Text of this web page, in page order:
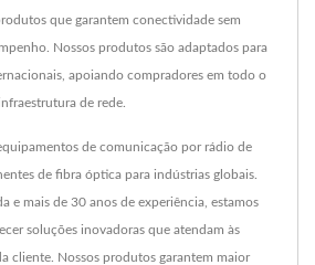
que garantem conectividade sem
Nossos produtos são adaptados para
apoiando compradores em todo o
de rede.
de comunicação por rádio de
de fibra óptica para indústrias globais.
e mais de 30 anos de experiência, estamos
soluções inovadoras que atendam às
cliente. Nossos produtos garantem maior